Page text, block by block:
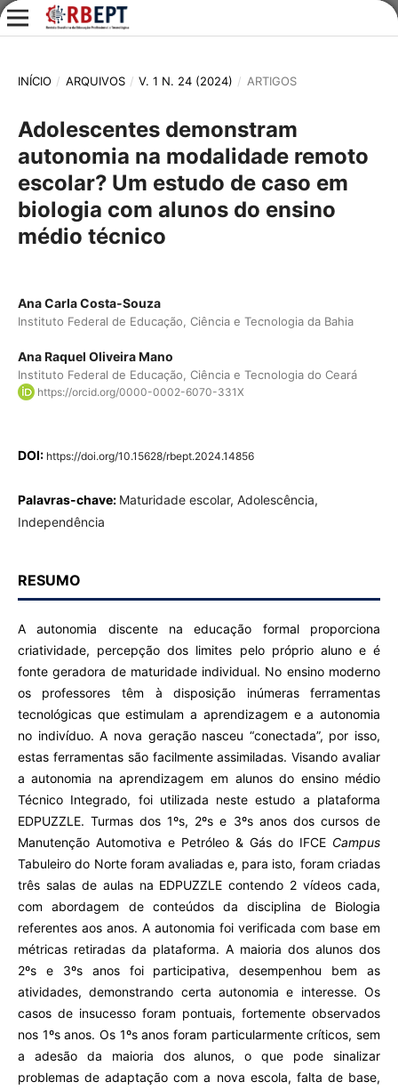
INÍCIO / ARQUIVOS / V. 1 N. 24 (2024) / ARTIGOS
Adolescentes demonstram
autonomia na modalidade remoto
escolar? Um estudo de caso em
biologia com alunos do ensino
médio técnico
Ana Carla Costa-Souza
Instituto Federal de Educação, Ciência e Tecnologia da Bahia
Ana Raquel Oliveira Mano
Instituto Federal de Educação, Ciência e Tecnologia do Ceará
https://orcid.org/0000-0002-6070-331X
DOI: https://doi.org/10.15628/rbept.2024.14856
Palavras-chave: Maturidade escolar, Adolescência,
Independência
RESUMO
A autonomia discente na educação formal proporciona
criatividade, percepção dos limites pelo próprio aluno e é
fonte geradora de maturidade individual. No ensino moderno
os professores têm à disposição inúmeras ferramentas
tecnológicas que estimulam a aprendizagem e a autonomia
no indivíduo. A nova geração nasceu “conectada”, por isso,
estas ferramentas são facilmente assimiladas. Visando avaliar
a autonomia na aprendizagem em alunos do ensino médio
Técnico Integrado, foi utilizada neste estudo a plataforma
EDPUZZLE. Turmas dos 1ºs, 2ºs e 3ºs anos dos cursos de
Manutenção Automotiva e Petróleo & Gás do IFCE Campus
Tabuleiro do Norte foram avaliadas e, para isto, foram criadas
três salas de aulas na EDPUZZLE contendo 2 vídeos cada,
com abordagem de conteúdos da disciplina de Biologia
referentes aos anos. A autonomia foi verificada com base em
métricas retiradas da plataforma. A maioria dos alunos dos
2ºs e 3ºs anos foi participativa, desempenhou bem as
atividades, demonstrando certa autonomia e interesse. Os
casos de insucesso foram pontuais, fortemente observados
nos 1ºs anos. Os 1ºs anos foram particularmente críticos, sem
a adesão da maioria dos alunos, o que pode sinalizar
problemas de adaptação com a nova escola, falta de base,